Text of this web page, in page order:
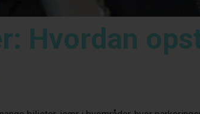
Hvordan